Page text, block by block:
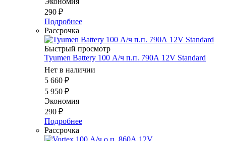
290 ₽
Подробнее
Рассрочка
Быстрый просмотр
Tyumen Battery 100 А/ч п.п. 790А 12V Standard
Нет в наличии
5 660 ₽
5 950 ₽
Экономия
290 ₽
Подробнее
Рассрочка